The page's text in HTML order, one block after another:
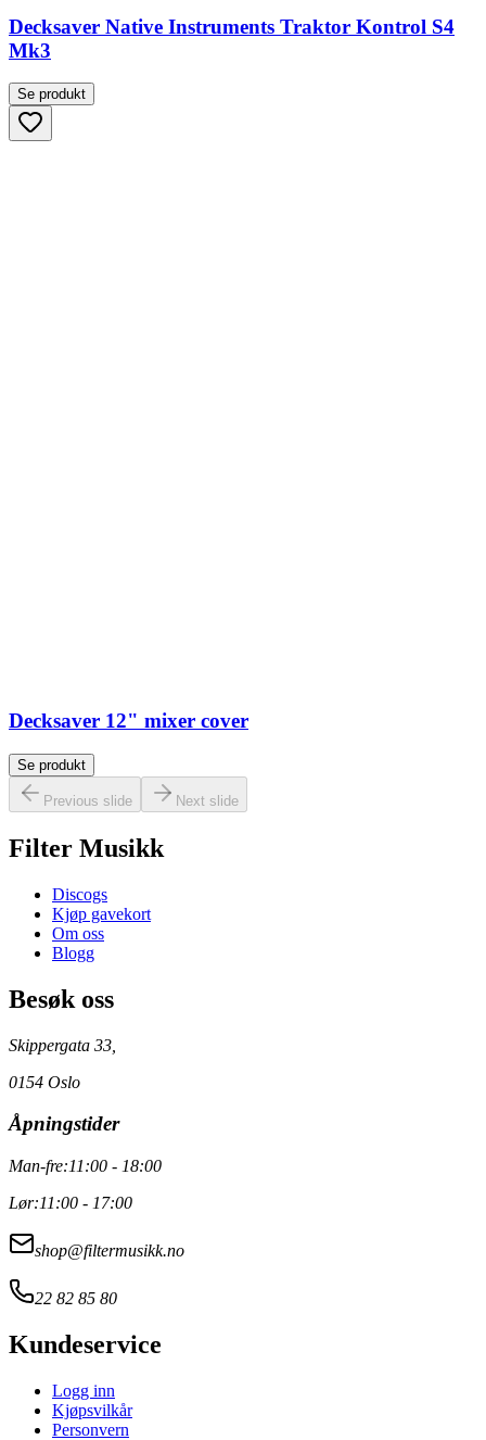
Decksaver Native Instruments Traktor Kontrol S4
Mk3
Se produkt
Decksaver 12" mixer cover
Se produkt
Previous slide Next slide
Filter Musikk
Discogs
Kjøp gavekort
Om oss
Blogg
Besøk oss
Skippergata 33,
0154 Oslo
Åpningstider
Man-fre:11:00 - 18:00
Lør:11:00 - 17:00
shop@filtermusikk.no
22 82 85 80
Kundeservice
Logg inn
Kjøpsvilkår
Personvern